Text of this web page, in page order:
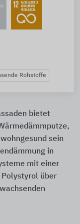
Rohstoffe
bietet
sein
in
mit einer
über